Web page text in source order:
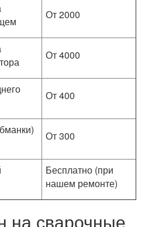
От 2000
От 4000
От 400
От 300
Бесплатно (при
нашем ремонте)
на сварочные